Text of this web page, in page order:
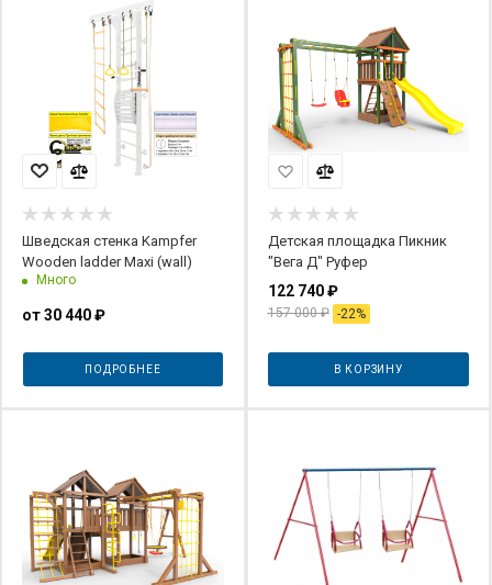
Шведская стенка Kampfer
Wooden ladder Maxi (wall)
Много
от30 440 ₽
ПОДРОБНЕЕ
Детская площадка Пикник
"Вега Д" Руфер
122 740₽
157 000₽ -22%
В КОРЗИНУ